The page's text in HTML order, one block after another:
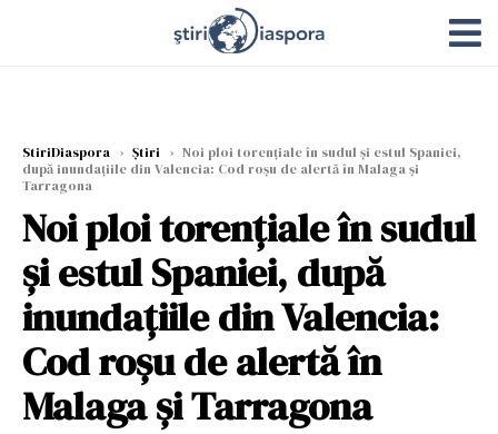
StiriDiaspora › Știri › Noi ploi torențiale în sudul și estul Spaniei,
după inundațiile din Valencia: Cod roșu de alertă în Malaga și
Tarragona
Noi ploi torențiale în sudul
și estul Spaniei, după
inundațiile din Valencia:
Cod roșu de alertă în
Malaga și Tarragona